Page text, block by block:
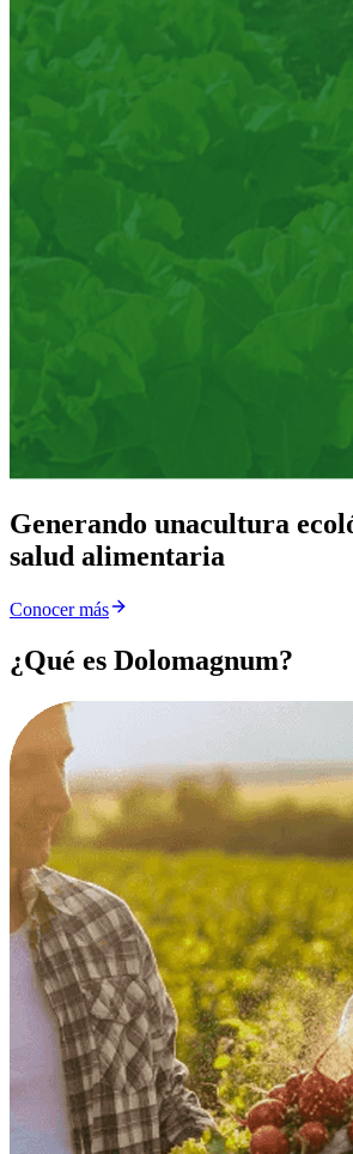
Generando unacultura
salud alimentaria
Conocer más
¿Qué es Dolomagnum?